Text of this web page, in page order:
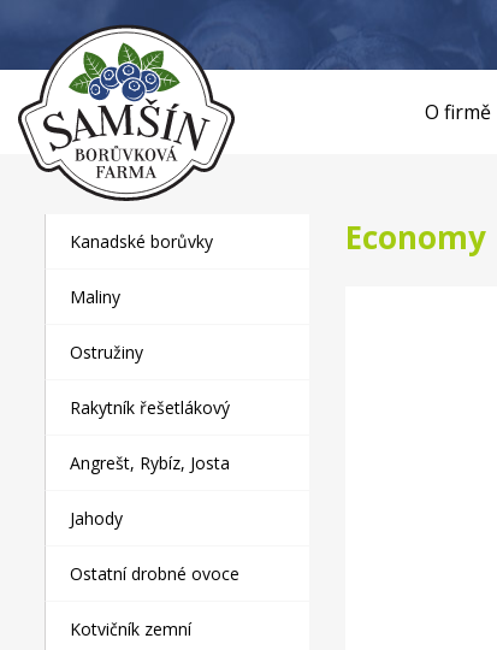
O firmě
Economy
Kanadské borůvky
Maliny
Ostružiny
Rakytník řešetlákový
Angrešt, Rybíz, Josta
Jahody
Ostatní drobné ovoce
Kotvičník zemní